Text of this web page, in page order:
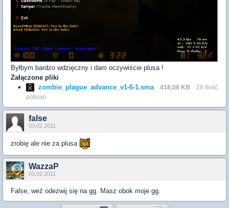
Byłbym bardzo wdzięczny i dam oczywiście plusa !
Załączone pliki
zombie_plague_advance_v1-6-1.sma
418,08 KB
28 Ilość
pobrań
false
03.02.2011
zrobię ale nie za plusa
WazzaP
03.02.2011
False, weź odezwij się na gg. Masz obok moje gg.